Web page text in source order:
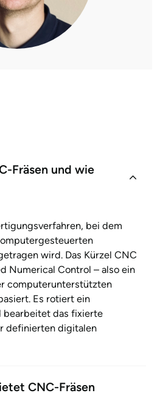
Fräsen und wie
bei dem
wird. Das Kürzel CNC
Numerical Control – also ein
computerunterstützten
Es rotiert ein
bearbeitet das fixierte
definierten digitalen
CNC-Fräsen